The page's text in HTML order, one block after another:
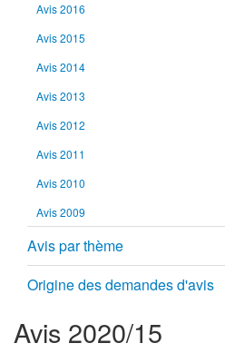
Avis 2016
Avis 2015
Avis 2014
Avis 2013
Avis 2012
Avis 2011
Avis 2010
Avis 2009
Avis par thème
Origine des demandes d'avis
Avis 2020/15